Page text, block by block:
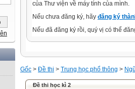
của Thư viện về máy tính của mình.
Nếu chưa đăng ký, hãy đăng ký
Nếu đã đăng ký rồi, quý vị có thể
Gốc > Đề thi > Trung học phổ thông >
Đề thi học kì 2